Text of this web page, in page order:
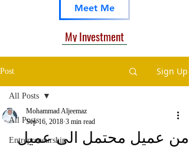
Meet Me
My Investment
Post Sign Up
All Posts
Entrepreneurship
All Posts
من عميل محتمل الى عميل
Mohammad Aljeemaz
Sep 16, 2018 3 min read